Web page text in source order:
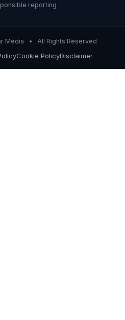
reporting
Media • All Rights Reserved
Cookie PolicyDisclaimer